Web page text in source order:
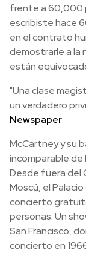
frente a 60,000
escribiste hace
en el contrato
demostrarle a la
están
"Una clase
un verdadero
Newspaper
McCartney y su
incomparable de
Desde fuera del
Moscú, el
concierto
personas. Un
San Francisco,
concierto en